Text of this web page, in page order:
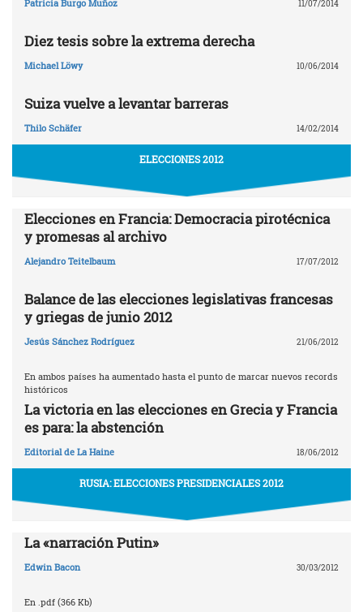
Patricia Burgo Muñoz 11/07/2014
Diez tesis sobre la extrema derecha
Michael Löwy 10/06/2014
Suiza vuelve a levantar barreras
Thilo Schäfer 14/02/2014
ELECCIONES 2012
Elecciones en Francia: Democracia pirotécnica
y promesas al archivo
Alejandro Teitelbaum 17/07/2012
Balance de las elecciones legislativas francesas
y griegas de junio 2012
Jesús Sánchez Rodríguez 21/06/2012
En ambos países ha aumentado hasta el punto de marcar nuevos records
históricos
La victoria en las elecciones en Grecia y Francia
es para: la abstención
Editorial de La Haine 18/06/2012
RUSIA: ELECCIONES PRESIDENCIALES 2012
La «narración Putin»
Edwin Bacon 30/03/2012
En .pdf (366 Kb)